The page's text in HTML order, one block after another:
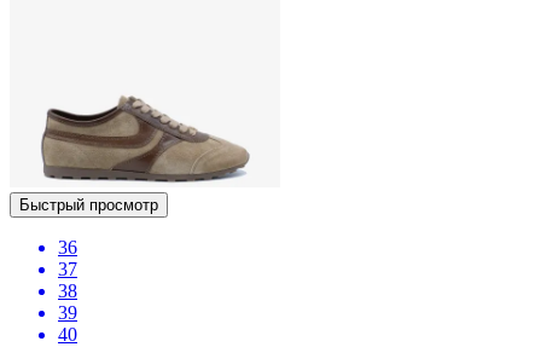
Быстрый просмотр
36
37
38
39
40